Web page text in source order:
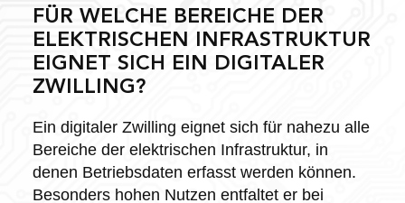
FÜR WELCHE BEREICHE DER
ELEKTRISCHEN INFRASTRUKTUR
EIGNET SICH EIN DIGITALER
ZWILLING?
Ein digitaler Zwilling eignet sich für nahezu alle
Bereiche der elektrischen Infrastruktur, in
denen Betriebsdaten erfasst werden können.
Besonders hohen Nutzen entfaltet er bei